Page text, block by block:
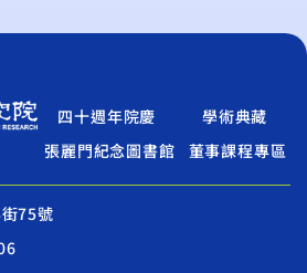
四十週年院慶
學術典藏
張麗門紀念圖書館
董事課程專區
75號